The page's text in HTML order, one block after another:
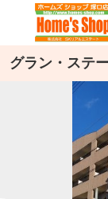
グラン・ステ